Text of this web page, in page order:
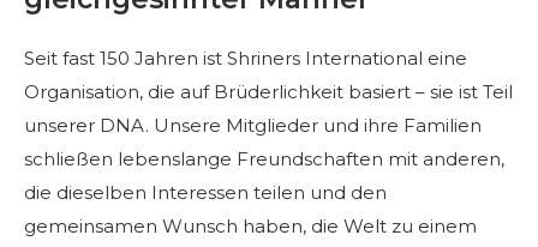
Definieren Sie Ihren Weg
Unsere Verbindung mit Freemasonry
Erlebe die Bruderschaft
Ihre Wirkung
Kapitel
Seit fast 150 Jahren ist Shriners International eine
Organisation, die auf Brüderlichkeit basiert – sie ist Teil
unserer DNA. Unsere Mitglieder und ihre Familien
schließen lebenslange Freundschaften mit anderen,
die dieselben Interessen teilen und den
gemeinsamen Wunsch haben, die Welt zu einem